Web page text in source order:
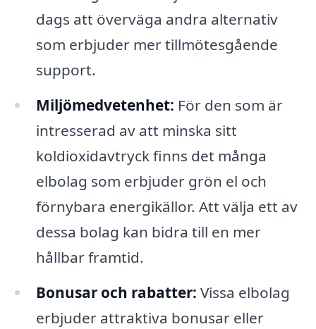
dags att överväga andra alternativ
som erbjuder mer tillmötesgående
support.
Miljömedvetenhet: För den som är
intresserad av att minska sitt
koldioxidavtryck finns det många
elbolag som erbjuder grön el och
förnybara energikällor. Att välja ett av
dessa bolag kan bidra till en mer
hållbar framtid.
Bonusar och rabatter: Vissa elbolag
erbjuder attraktiva bonusar eller